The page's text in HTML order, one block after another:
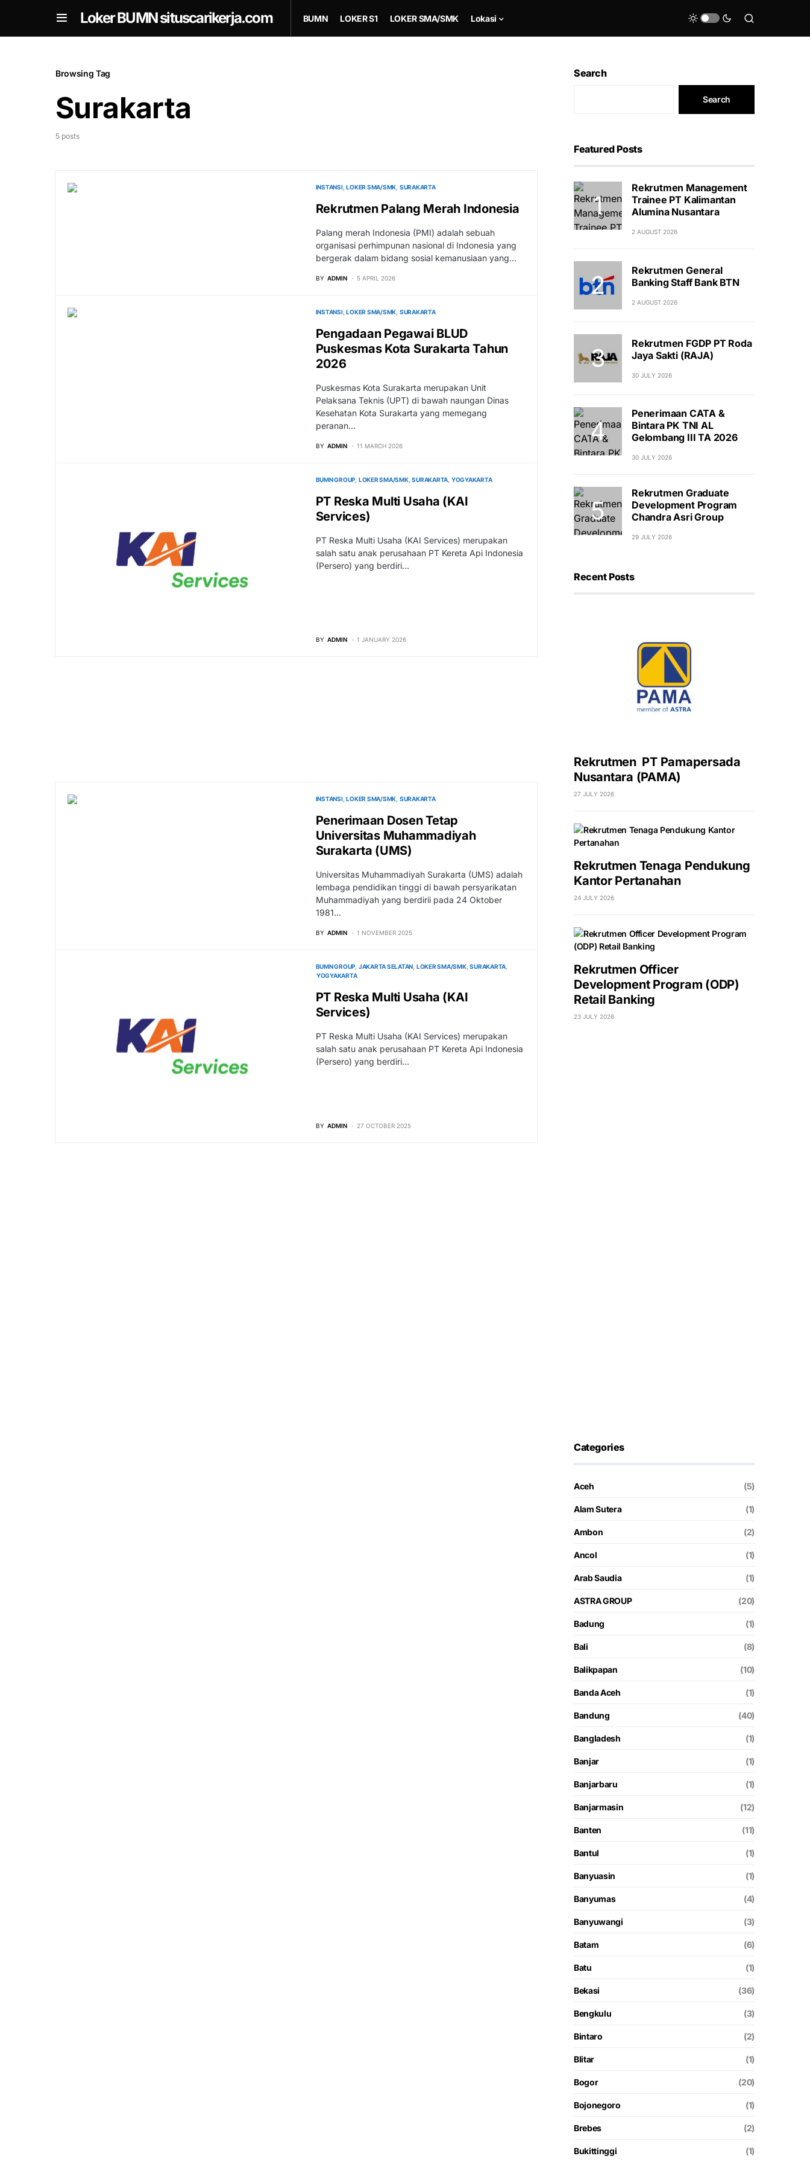
Loker BUMN situscarikerja.com BUMN LOKER S1 LOKER SMA/SMK Lokasi
Browsing Tag
Surakarta
5 posts
INSTANSI LOKER SMA/SMK SURAKARTA
Rekrutmen Palang Merah Indonesia
Palang merah Indonesia (PMI) adalah sebuah
organisasi perhimpunan nasional di Indonesia yang
bergerak dalam bidang sosial kemanusiaan yang…
BY ADMIN 5 APRIL 2026
INSTANSI LOKER SMA/SMK SURAKARTA
Pengadaan Pegawai BLUD
Puskesmas Kota Surakarta Tahun
2026
Puskesmas Kota Surakarta merupakan Unit
Pelaksana Teknis (UPT) di bawah naungan Dinas
Kesehatan Kota Surakarta yang memegang
peranan…
BY ADMIN 11 MARCH 2026
BUMN GROUP LOKER SMA/SMK SURAKARTA YOGYAKARTA
PT Reska Multi Usaha (KAI
Services)
PT Reska Multi Usaha (KAI Services) merupakan
salah satu anak perusahaan PT Kereta Api Indonesia
(Persero) yang berdiri…
BY ADMIN 1 JANUARY 2026
INSTANSI LOKER SMA/SMK SURAKARTA
Penerimaan Dosen Tetap
Universitas Muhammadiyah
Surakarta (UMS)
Universitas Muhammadiyah Surakarta (UMS) adalah
lembaga pendidikan tinggi di bawah persyarikatan
Muhammadiyah yang berdirii pada 24 Oktober
1981…
BY ADMIN 1 NOVEMBER 2025
BUMN GROUP JAKARTA SELATAN LOKER SMA/SMK SURAKARTA
YOGYAKARTA
PT Reska Multi Usaha (KAI
Services)
PT Reska Multi Usaha (KAI Services) merupakan
salah satu anak perusahaan PT Kereta Api Indonesia
(Persero) yang berdiri…
BY ADMIN 27 OCTOBER 2025
Search
Search
Featured Posts
Rekrutmen Management
Trainee PT Kalimantan
Alumina Nusantara
2 AUGUST 2026
Rekrutmen General
Banking Staff Bank BTN
2 AUGUST 2026
Rekrutmen FGDP PT Roda
Jaya Sakti (RAJA)
30 JULY 2026
Penerimaan CATA &
Bintara PK TNI AL
Gelombang III TA 2026
30 JULY 2026
Rekrutmen Graduate
Development Program
Chandra Asri Group
29 JULY 2026
Recent Posts
Rekrutmen PT Pamapersada
Nusantara (PAMA)
27 JULY 2026
Rekrutmen Tenaga Pendukung
Kantor Pertanahan
24 JULY 2026
Rekrutmen Officer
Development Program (ODP)
Retail Banking
23 JULY 2026
Categories
Aceh (5)
Alam Sutera (1)
Ambon (2)
Ancol (1)
Arab Saudia (1)
ASTRA GROUP (20)
Badung (1)
Bali (8)
Balikpapan (10)
Banda Aceh (1)
Bandung (40)
Bangladesh (1)
Banjar (1)
Banjarbaru (1)
Banjarmasin (12)
Banten (11)
Bantul (1)
Banyuasin (1)
Banyumas (4)
Banyuwangi (3)
Batam (6)
Batu (1)
Bekasi (36)
Bengkulu (3)
Bintaro (2)
Blitar (1)
Bogor (20)
Bojonegoro (1)
Brebes (2)
Bukittinggi (1)